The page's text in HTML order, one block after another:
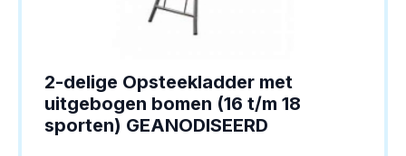
2-delige Opsteekladder met
uitgebogen bomen (16 t/m 18
sporten) GEANODISEERD